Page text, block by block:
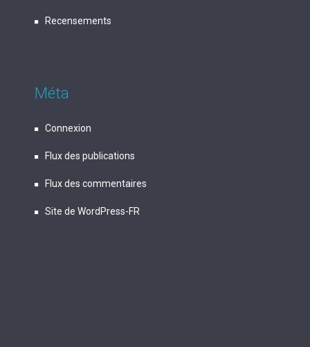
Recensements
Méta
Connexion
Flux des publications
Flux des commentaires
Site de WordPress-FR